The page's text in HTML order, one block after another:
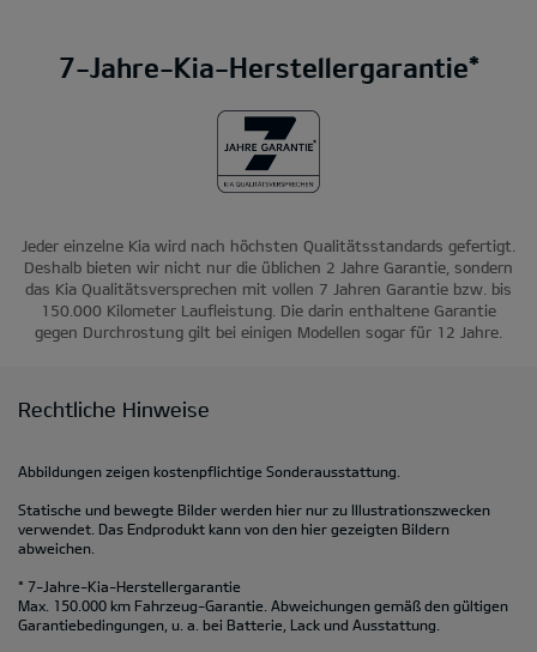
7-Jahre-Kia-Herstellergarantie*
Jeder einzelne Kia wird nach höchsten Qualitätsstandards gefertigt.
Deshalb bieten wir nicht nur die üblichen 2 Jahre Garantie, sondern
das Kia Qualitätsversprechen mit vollen 7 Jahren Garantie bzw. bis
150.000 Kilometer Laufleistung. Die darin enthaltene Garantie
gegen Durchrostung gilt bei einigen Modellen sogar für 12 Jahre.
Rechtliche Hinweise
Abbildungen zeigen kostenpflichtige Sonderausstattung.
Statische und bewegte Bilder werden hier nur zu Illustrationszwecken
verwendet. Das Endprodukt kann von den hier gezeigten Bildern
abweichen.
* 7-Jahre-Kia-Herstellergarantie
Max. 150.000 km Fahrzeug-Garantie. Abweichungen gemäß den gültigen
Garantiebedingungen, u. a. bei Batterie, Lack und Ausstattung.